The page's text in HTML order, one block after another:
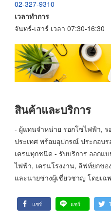
02-327-9310
เวลาทำการ
จันทร์-เสาร์ เวลา 07:30-16:30
สินค้าและบริการ
- ผู้แทนจำหน่าย รอกโซ่ไฟฟ้า,
ประเทศ พร้อมอุปกรณ์ ประกอบ
เครนทุกชนิด - รับบริการ ออกแ
ไฟฟ้า, เครนโรงงาน, ลิฟท์ยกข
และนายช่างผู้เชี่ยวชาญ โดยเฉ
แชร์ แชร์